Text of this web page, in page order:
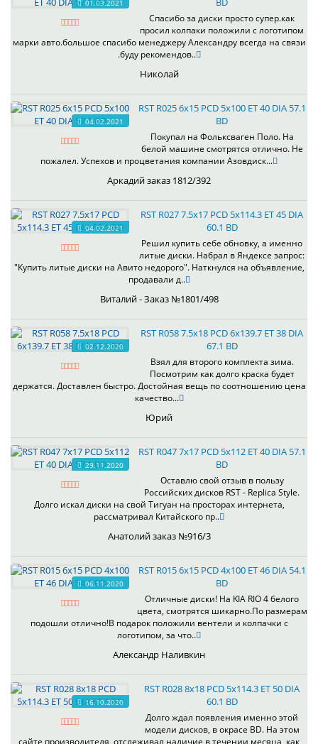
01.03.2021
Спасибо за диски просто супер.как
просил колпаки положили с логотипом
марки авто.большое спасибо менеджеру Александру всегда на связи
.буду рекомендов..
Николай
04.02.2021
RST R025 6x15 PCD 5x100 ET 40 DIA 57.1
BD
Покупал на Фольксваген Поло. На
белой машине смотрятся отлично. Не
пожалел. Успехов и процветания компании Азовдиск...
Аркадий заказ 1812/392
04.02.2021
RST R027 7.5x17 PCD 5x114.3 ET 45 DIA
60.1 BD
Решил купить себе обновку, а именно
литые диски. Набрал в Яндексе запрос:
"Купить литые диски на Авито недорого". Наткнулся на объявление,
продавали д..
Виталий - Заказ №1801/498
02.12.2020
RST R058 7.5x18 PCD 6x139.7 ET 38 DIA
67.1 BD
Взял для второго комплекта зима.
Посмотрим как долго краска будет
держатся. Доставлен быстро. Достойная вещь по соотношению цена
качество...
Юрий
29.11.2020
RST R047 7x17 PCD 5x112 ET 40 DIA 57.1
BD
Оставлю свой отзыв в пользу
Российских дисков RST - Replica Style.
Долго искал диски на свой Тигуан на просторах интернета,
рассматривал Китайского пр..
Анатолий заказ №916/3
06.11.2020
RST R015 6x15 PCD 4x100 ET 46 DIA 54.1
BD
Отличные диски! На KIA RIO 4 белого
цвета, смотрятся шикарно.По размерам
подошли отлично!В подарок положили вентели и колпачки с
логотипом, за что..
Александр Наливкин
16.10.2020
RST R028 8x18 PCD 5x114.3 ET 50 DIA
60.1 BD
Долго ждал появления именно этой
модели дисков, в окрасе BD. На этом
сайте производителя, отслеживал наличие в течении месяца, как